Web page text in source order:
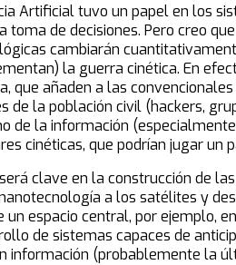
Artificial tuvo un papel en los
toma de decisiones. Pero creo
cambiarán
la guerra cinética. En
que añaden a las
de la población civil (hackers,
de la información
cinéticas, que podrían jugar un
clave en la construcción de
a los satélites y
un espacio central, por ejemplo,
de sistemas capaces de
información (probablemente la